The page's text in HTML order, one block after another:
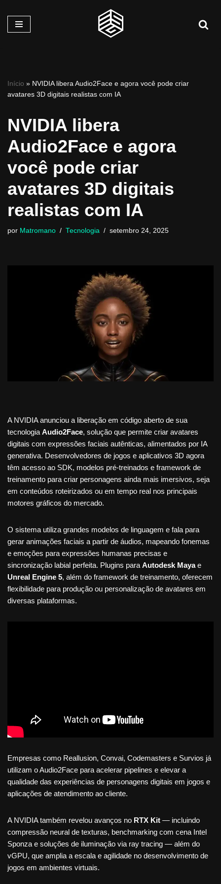
Pular
Início » NVIDIA libera Audio2Face e agora você pode criar
avatares 3D digitais realistas com IA
NVIDIA libera
Audio2Face e agora
você pode criar
avatares 3D digitais
realistas com IA
por Matromano Tecnologia setembro 24, 2025
A NVIDIA anunciou a liberação em código aberto de sua
tecnologia Audio2Face, solução que permite criar avatares
digitais com expressões faciais autênticas, alimentados por IA
generativa. Desenvolvedores de jogos e aplicativos 3D agora
têm acesso ao SDK, modelos pré-treinados e framework de
treinamento para criar personagens ainda mais imersivos, seja
em conteúdos roteirizados ou em tempo real nos principais
motores gráficos do mercado.
O sistema utiliza grandes modelos de linguagem e fala para
gerar animações faciais a partir de áudios, mapeando fonemas
e emoções para expressões humanas precisas e
sincronização labial perfeita. Plugins para Autodesk Mayae
Unreal Engine 5, além do framework de treinamento, oferecem
flexibilidade para produção ou personalização de avatares em
diversas plataformas.
Empresas como Reallusion, Convai, Codemasters e Survios já
utilizam o Audio2Face para acelerar pipelines e elevar a
qualidade das experiências de personagens digitais em jogos e
aplicações de atendimento ao cliente.
A NVIDIA também revelou avanços no RTX Kit — incluindo
compressão neural de texturas, benchmarking com cena Intel
Sponza e soluções de iluminação via ray tracing — além do
vGPU, que amplia a escala e agilidade no desenvolvimento de
jogos em ambientes virtuais.